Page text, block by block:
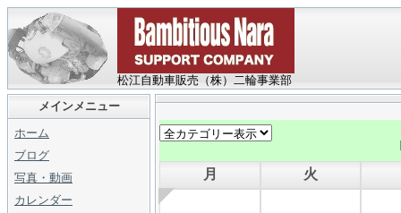
松江自動車販売（株）二輪事業部
メインメニュー
ホーム
ブログ
写真・動画
カレンダー
月 火